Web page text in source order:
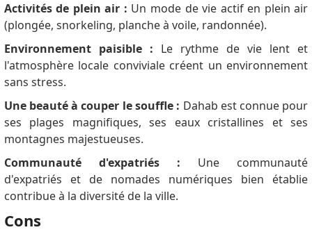
Activités de plein air : Un mode de vie actif en plein air
(plongée, snorkeling, planche à voile, randonnée).
Environnement paisible : Le rythme de vie lent et
l'atmosphère locale conviviale créent un environnement
sans stress.
Une beauté à couper le souffle : Dahab est connue pour
ses plages magnifiques, ses eaux cristallines et ses
montagnes majestueuses.
Communauté d'expatriés : Une communauté
d'expatriés et de nomades numériques bien établie
contribue à la diversité de la ville.
Cons